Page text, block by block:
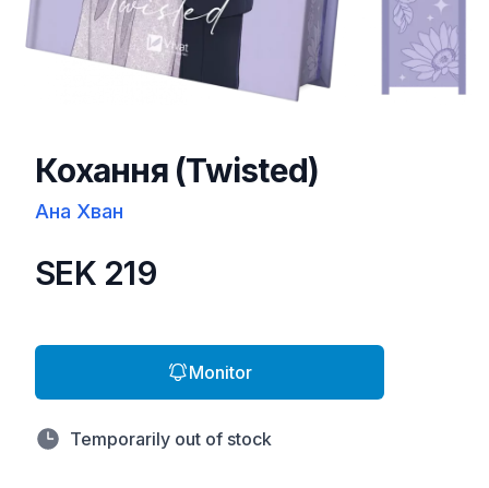
Кохання (Twisted)
Ана Хван
SEK 219
Monitor
Temporarily out of stock